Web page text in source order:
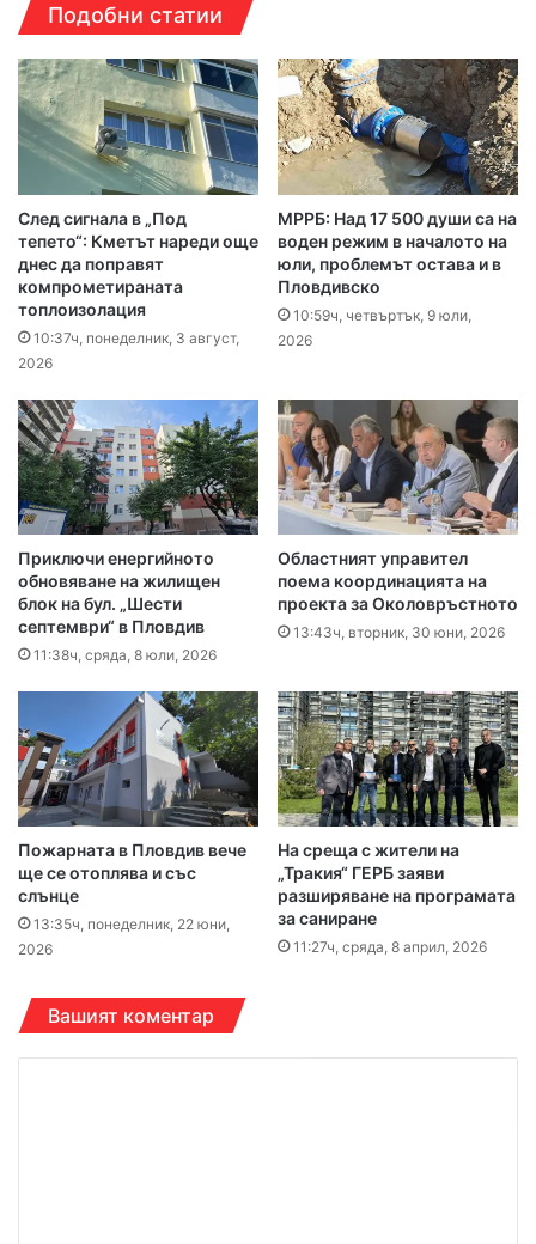
Подобни статии
След сигнала в „Под
тепето“: Кметът нареди още
днес да поправят
компрометираната
топлоизолация
10:37ч, понеделник, 3 август,
2026
МРРБ: Над 17 500 души са на
воден режим в началото на
юли, проблемът остава и в
Пловдивско
10:59ч, четвъртък, 9 юли,
2026
Приключи енергийното
обновяване на жилищен
блок на бул. „Шести
септември“ в Пловдив
11:38ч, сряда, 8 юли, 2026
Областният управител
поема координацията на
проекта за Околовръстното
13:43ч, вторник, 30 юни, 2026
Пожарната в Пловдив вече
ще се отоплява и със
слънце
13:35ч, понеделник, 22 юни,
2026
На среща с жители на
„Тракия“ ГЕРБ заяви
разширяване на програмата
за саниране
11:27ч, сряда, 8 април, 2026
Вашият коментар